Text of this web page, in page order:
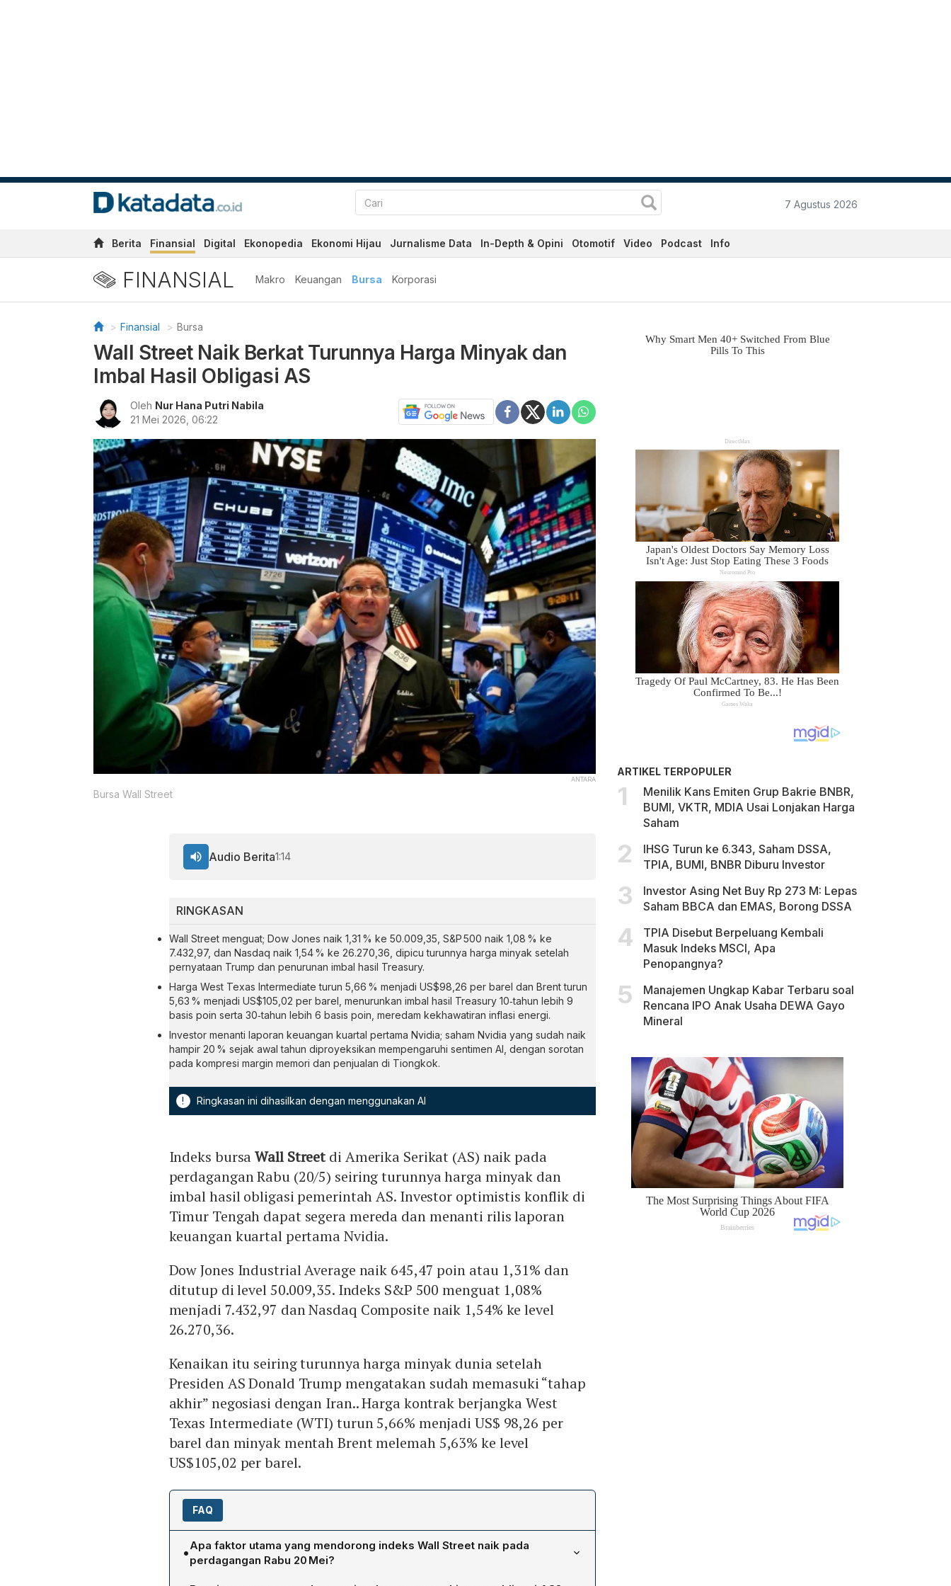
7 Agustus 2026
Berita Finansial Digital Ekonopedia Ekonomi Hijau Jurnalisme Data In-Depth & Opini Otomotif Video Podcast Info
FINANSIAL Makro Keuangan Bursa Korporasi
Finansial Bursa
Wall Street Naik Berkat Turunnya Harga Minyak dan
Imbal Hasil Obligasi AS
Oleh Nur Hana Putri Nabila
21 Mei 2026, 06:22
ANTARA
Bursa Wall Street
RINGKASAN
Wall Street menguat; Dow Jones naik 1,31 % ke 50.009,35, S&P 500 naik 1,08 % ke
7.432,97, dan Nasdaq naik 1,54 % ke 26.270,36, dipicu turunnya harga minyak setelah
pernyataan Trump dan penurunan imbal hasil Treasury.
Harga West Texas Intermediate turun 5,66 % menjadi US$98,26 per barel dan Brent turun
5,63 % menjadi US$105,02 per barel, menurunkan imbal hasil Treasury 10‑tahun lebih 9
basis poin serta 30‑tahun lebih 6 basis poin, meredam kekhawatiran inflasi energi.
Investor menanti laporan keuangan kuartal pertama Nvidia; saham Nvidia yang sudah naik
hampir 20 % sejak awal tahun diproyeksikan mempengaruhi sentimen AI, dengan sorotan
pada kompresi margin memori dan penjualan di Tiongkok.
! Ringkasan ini dihasilkan dengan menggunakan AI
Audio Berita1:14
Indeks bursaWall Streetdi Amerika Serikat (AS) naik pada
perdagangan Rabu (20/5) seiring turunnya harga minyak dan
imbal hasil obligasi pemerintah AS. Investor optimistis konflik di
Timur Tengah dapat segera mereda dan menanti rilis laporan
keuangan kuartal pertama Nvidia.
Dow Jones Industrial Average naik 645,47 poin atau 1,31% dan
ditutup di level 50.009,35. Indeks S&P 500 menguat 1,08%
menjadi 7.432,97 dan Nasdaq Composite naik 1,54% ke level
26.270,36.
Kenaikan itu seiring turunnya harga minyak dunia setelah
Presiden AS Donald Trump mengatakan sudah memasuki “tahap
akhir” negosiasi dengan Iran.. Harga kontrak berjangka West
Texas Intermediate (WTI) turun 5,66% menjadi US$ 98,26 per
barel dan minyak mentah Brent melemah 5,63% ke level
US$105,02 per barel.
FAQ
•Apa faktor utama yang mendorong indeks Wall Street naik pada
perdagangan Rabu 20 Mei?
Kenaikan indeks Wall Street dipicu oleh kombinasi penurunan harga minyak dunia
ARTIKEL TERPOPULER
Menilik Kans Emiten Grup Bakrie BNBR,
BUMI, VKTR, MDIA Usai Lonjakan Harga
Saham
IHSG Turun ke 6.343, Saham DSSA,
TPIA, BUMI, BNBR Diburu Investor
Investor Asing Net Buy Rp 273 M: Lepas
Saham BBCA dan EMAS, Borong DSSA
TPIA Disebut Berpeluang Kembali
Masuk Indeks MSCI, Apa
Penopangnya?
Manajemen Ungkap Kabar Terbaru soal
Rencana IPO Anak Usaha DEWA Gayo
Mineral